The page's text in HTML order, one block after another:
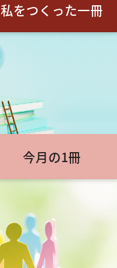
私をつくった一冊
今月の1冊